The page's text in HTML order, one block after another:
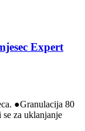
Expert
●Granulacija 80
za uklanjanje